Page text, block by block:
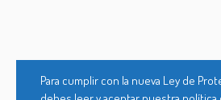
Para cumplir con la nueva Ley de